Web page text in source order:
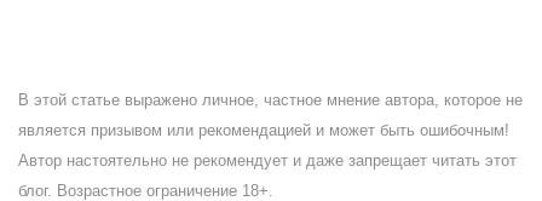
В этой статье выражено личное, частное мнение автора, которое не
является призывом или рекомендацией и может быть ошибочным!
Автор настоятельно не рекомендует и даже запрещает читать этот
блог. Возрастное ограничение 18+.